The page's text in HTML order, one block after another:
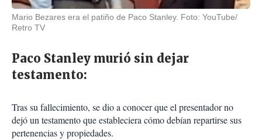
Mario Bezares era el patiño de Paco Stanley. Foto: YouTube/
Retro TV
Paco Stanley murió sin dejar
testamento:
Tras su fallecimiento, se dio a conocer que el presentador no
dejó un testamento que estableciera cómo debían repartirse sus
pertenencias y propiedades.